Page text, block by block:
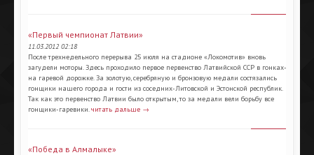
«Первый чемпионат Латвии»
11.03.2012 02:18
После трехнедельного перерыва 25 июля на cтадионе «Локомотив» вновь
загудели моторы. Здесь проходило первое первенство Латвийской ССР в гонках-
на гаревой дорожке. За золотую, серебряную и бронзовую медали состязались
гонщики нашего города и гости из соседних-Литовской и Эстонской республик.
Так как это первенство Латвии было открытым, то за медали вели борьбу все
гонщики-гаревики.читать дальше →
«Победа в Алмалыке»